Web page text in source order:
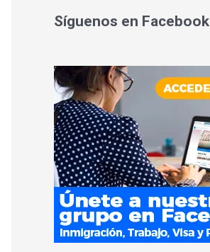
Síguenos en Facebook